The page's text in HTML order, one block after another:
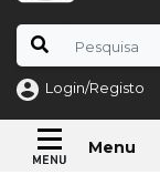
Login/Registo
Menu